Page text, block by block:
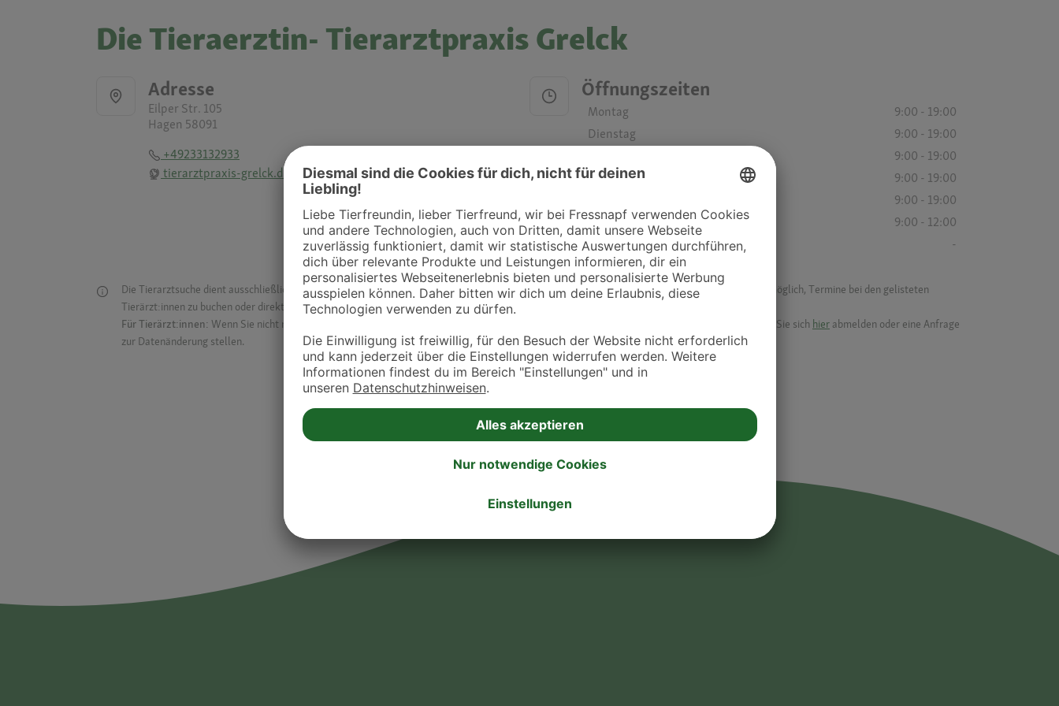
Die Tieraerztin- Tierarztpraxis Grelck
Adresse
Eilper Str. 105
Hagen 58091
+49233132933
tierarztpraxis-grelck.de
Öffnungszeiten
Montag
9:00 - 19:00
Dienstag
9:00 - 19:00
9:00 - 19:00
Donnerstag
9:00 - 19:00
9:00 - 19:00
Samstag
9:00 - 12:00
Sonntag
-
Die Tierarztsuche dient ausschließlich dazu, Tierarztpraxen und Kliniken in deiner Nähe übersichtlich anzuzeigen. Über Dr. Fressnapf ist es nicht möglich, Termine bei den gelisteten
Tierärzt:innen zu buchen oder direkt mit ihnen in Kontakt zu treten. Bitte wende dich hierfür direkt an die jeweilige Praxis oder Klinik.
Für Tierärzt:innen: Wenn Sie nicht mehr auf der Dr. Fressnapf Tierarztsuche als Praxis gelistet werden oder Ihre Daten ändern möchten, können Sie sich hier abmelden oder eine Anfrage
zur Datenänderung stellen.